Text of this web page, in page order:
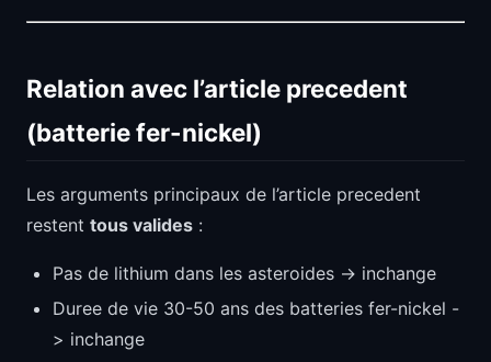
Relation avec l’article precedent
(batterie fer-nickel)
Les arguments principaux de l’article precedent
restent tous valides :
Pas de lithium dans les asteroides -> inchange
Duree de vie 30-50 ans des batteries fer-nickel -
> inchange